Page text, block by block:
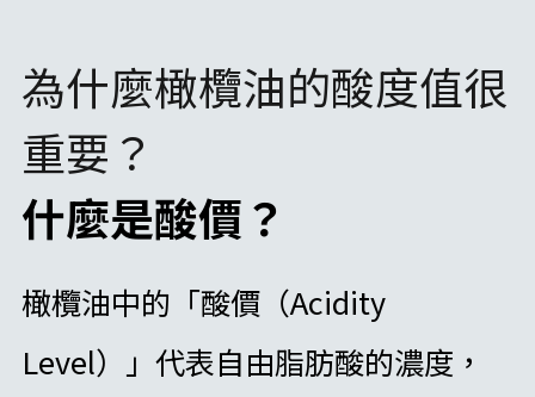
為什麼橄欖油的酸度值很
重要？
什麼是酸價？
橄欖油中的「酸價（Acidity
Level）」代表自由脂肪酸的濃度，